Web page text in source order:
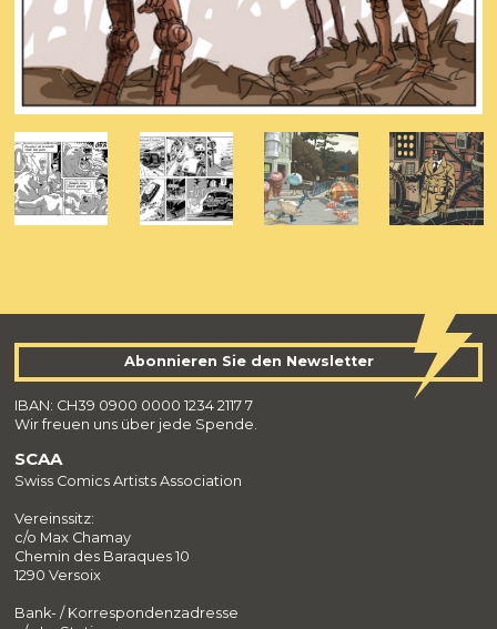
SCAA
Swiss Comics Artists Association
Vereinssitz:
c/o Max Chamay
Chemin des Baraques 10
1290 Versoix
Bank- / Korrespondenzadresse
Abonnieren Sie den Newsletter
IBAN: CH39 0900 0000 1234 2117 7
Wir freuen uns über jede Spende.